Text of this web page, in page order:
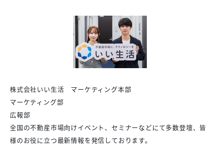
株式会社いい生活 マーケティング本部
マーケティング部
広報部
全国の不動産市場向けイベント、セミナーなどにて多数登壇、皆
様のお役に立つ最新情報を発信しております。